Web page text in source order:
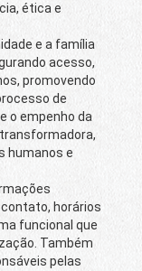
ética e
e a família
acesso,
promovendo
de
o empenho da
humanos e
horários
funcional que
Também
pelas